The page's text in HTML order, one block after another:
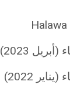
2023)
2022)